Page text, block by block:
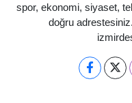
spor, ekonomi, siyaset,
doğru